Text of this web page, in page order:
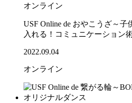
オンライン
USF Online de おやこうざ～
入れる！コミュニケーション
2022.09.04
オンライン